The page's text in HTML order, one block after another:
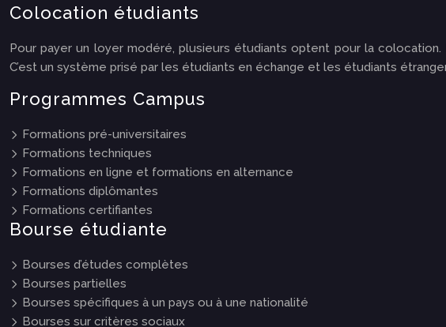
Colocation étudiants
Pour payer un loyer modéré, plusieurs étudiants optent pour la
C’est un système prisé par les étudiants en échange et les étudiants
Programmes Campus
Formations pré-universitaires
Formations techniques
Formations en ligne et formations en alternance
Formations diplômantes
Formations certifiantes
Bourse étudiante
Bourses d’études complètes
Bourses partielles
Bourses spécifiques à un pays ou à une nationalité
Bourses sur critères sociaux